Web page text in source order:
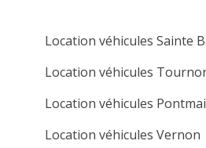
Location véhicules Sainte
Location véhicules
Location véhicules
Location véhicules Vernon